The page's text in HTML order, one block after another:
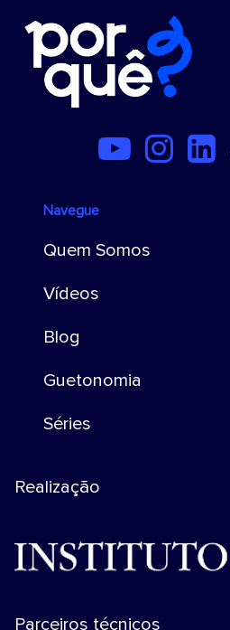
Navegue
Quem Somos
Vídeos
Blog
Guetonomia
Séries
Realização
Parceiros técnicos